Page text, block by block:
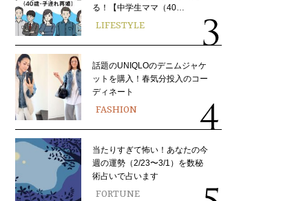
る！【中学生ママ（40…
LIFESTYLE
話題のUNIQLOのデニムジャケ
ットを購入！春気分投入のコー
ディネート
FASHION
当たりすぎて怖い！あなたの今
週の運勢（2/23〜3/1）を数秘
術占いで占います
FORTUNE